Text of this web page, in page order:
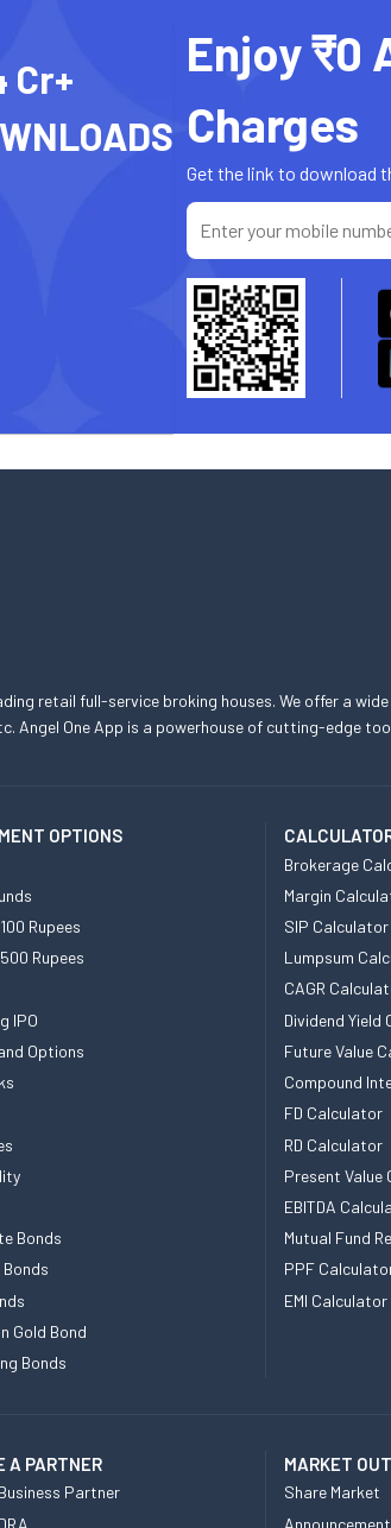
Cr+
Enjoy ₹0
Charges
Get the link to download
retail full-service broking houses. We offer a
One App is a powerhouse of cutting-edge
OPTIONS
Rupees
Rupees
IPO
Options
Bonds
Gold Bond
Bonds
Brokerage
Margin
SIP Calculator
Lumpsum
CAGR
Dividend Yield
Future Value
Compound
FD Calculator
RD Calculator
Present Value
EBITDA
Mutual Fund
PPF
EMI Calculator
A PARTNER
Partner
MARKET
Share Market